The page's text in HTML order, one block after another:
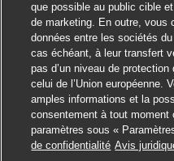
que possible au public cible
de marketing. En outre, vous
données entre les sociétés
cas échéant, à leur transfert
pas d’un niveau de
celui de l’Union européenne.
amples informations et la
consentement à tout moment
paramètres sous «
de confidentialité Avis